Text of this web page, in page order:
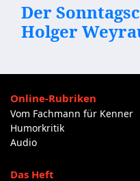
Der
Holger
Online-Rubriken
Vom Fachmann für Kenner
Humorkritik
Audio
Das Heft